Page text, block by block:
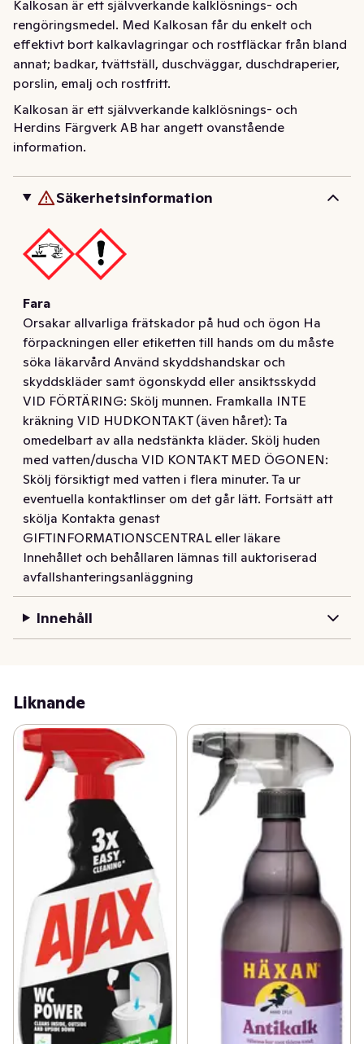
Kalkosan är ett självverkande kalklösnings- och
rengöringsmedel. Med Kalkosan får du enkelt och
effektivt bort kalkavlagringar och rostfläckar från bland
annat; badkar, tvättställ, duschväggar, duschdraperier,
porslin, emalj och rostfritt.
Kalkosan är ett självverkande kalklösnings- och
rengöringsmedel. Med Kalkosan får du enkelt och
effektivt bort kalkavlagringar och rostfläckar från bland
porslin, emalj och rostfritt.
Herdins Färgverk AB har angett ovanstående
information.
Säkerhetsinformation
Fara
Orsakar allvarliga frätskador på hud och ögon Ha
förpackningen eller etiketten till hands om du måste
söka läkarvård Använd skyddshandskar och
skyddskläder samt ögonskydd eller ansiktsskydd
VID FÖRTÄRING: Skölj munnen. Framkalla INTE
kräkning VID HUDKONTAKT (även håret): Ta
omedelbart av alla nedstänkta kläder. Skölj huden
med vatten/duscha VID KONTAKT MED ÖGONEN:
Skölj försiktigt med vatten i flera minuter. Ta ur
eventuella kontaktlinser om det går lätt. Fortsätt att
skölja Kontakta genast
GIFTINFORMATIONSCENTRAL eller läkare
Innehållet och behållaren lämnas till auktoriserad
avfallshanteringsanläggning
Innehåll
Liknande